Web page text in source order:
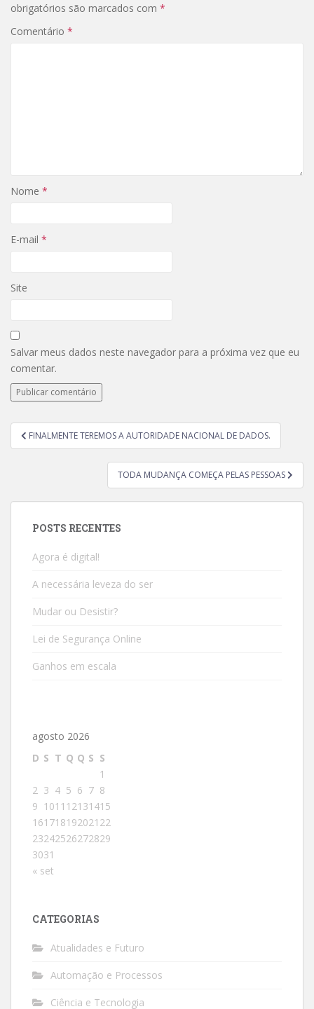
obrigatórios são marcados com *
Comentário *
Nome *
E-mail *
Site
Salvar meus dados neste navegador para a próxima vez que eu
comentar.
FINALMENTE TEREMOS A AUTORIDADE NACIONAL DE DADOS.
TODA MUDANÇA COMEÇA PELAS PESSOAS
POSTS RECENTES
Agora é digital!
A necessária leveza do ser
Mudar ou Desistir?
Lei de Segurança Online
Ganhos em escala
agosto 2026
D S T Q Q S S
1
2 3 4 5 6 7 8
9 1011 12131415
161718192021 22
23242526272829
3031
« set
CATEGORIAS
Atualidades e Futuro
Automação e Processos
Ciência e Tecnologia